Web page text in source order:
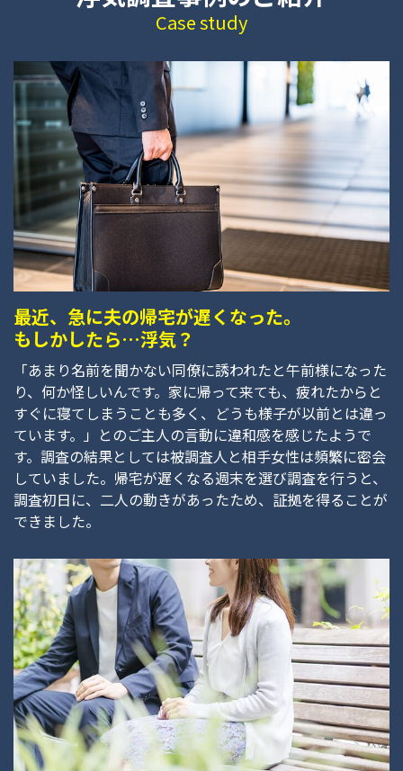
Case study
最近、急に夫の帰宅が遅くなった。
もしかしたら…浮気？
「あまり名前を聞かない同僚に誘われたと午前様になった
り、何か怪しいんです。家に帰って来ても、疲れたからと
すぐに寝てしまうことも多く、どうも様子が以前とは違っ
ています。」とのご主人の言動に違和感を感じたようで
す。調査の結果としては被調査人と相手女性は頻繁に密会
していました。帰宅が遅くなる週末を選び調査を行うと、
調査初日に、二人の動きがあったため、証拠を得ることが
できました。